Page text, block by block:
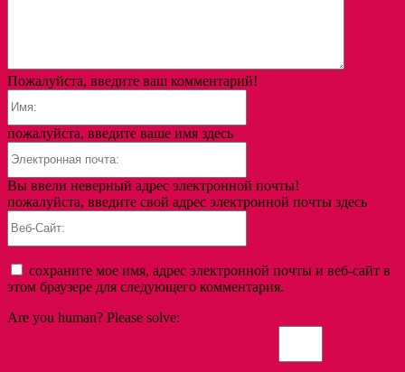
Пожалуйста, введите ваш комментарий!
пожалуйста, введите ваше имя здесь
Вы ввели неверный адрес электронной почты!
пожалуйста, введите свой адрес электронной почты здесь
сохраните мое имя, адрес электронной почты и веб-сайт в
этом браузере для следующего комментария.
Are you human? Please solve: